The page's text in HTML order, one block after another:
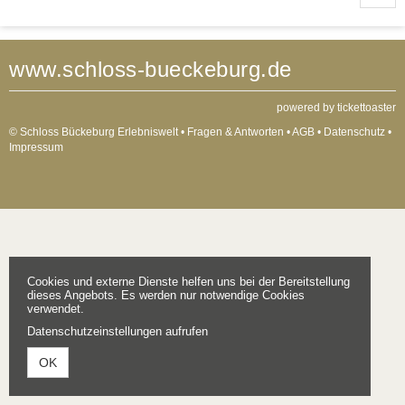
www.schloss-bueckeburg.de
powered by tickettoaster
© Schloss Bückeburg Erlebniswelt • Fragen & Antworten •AGB • Datenschutz •
Impressum
Cookies und externe Dienste helfen uns bei der Bereitstellung
dieses Angebots. Es werden nur notwendige Cookies
verwendet.
Datenschutzeinstellungen aufrufen
OK